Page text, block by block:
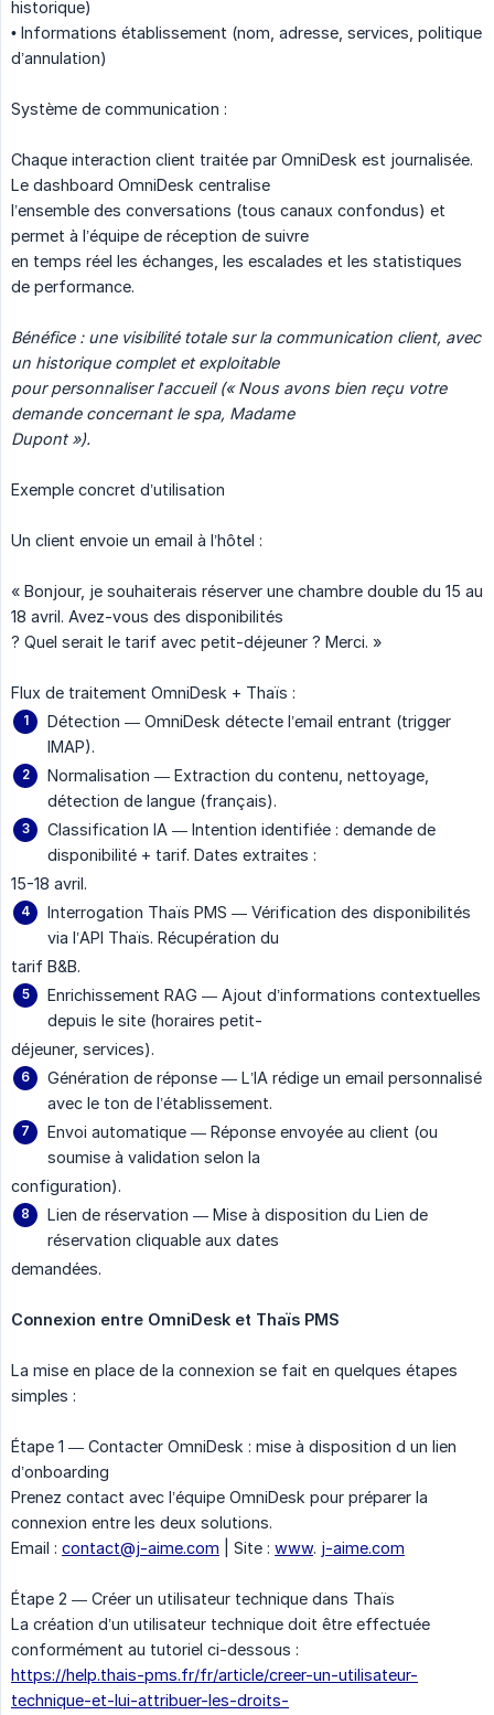
historique)
• Informations établissement (nom, adresse, services, politique
d’annulation)
Système de communication :
Chaque interaction client traitée par OmniDesk est journalisée.
Le dashboard OmniDesk centralise
l’ensemble des conversations (tous canaux confondus) et
permet à l’équipe de réception de suivre
en temps réel les échanges, les escalades et les statistiques
de performance.
Bénéfice : une visibilité totale sur la communication client, avec
un historique complet et exploitable
pour personnaliser l’accueil (« Nous avons bien reçu votre
demande concernant le spa, Madame
Dupont »).
Exemple concret d’utilisation
Un client envoie un email à l’hôtel :
« Bonjour, je souhaiterais réserver une chambre double du 15 au
18 avril. Avez-vous des disponibilités
? Quel serait le tarif avec petit-déjeuner ? Merci. »
Flux de traitement OmniDesk + Thaïs :
Détection — OmniDesk détecte l’email entrant (trigger
IMAP).
Normalisation — Extraction du contenu, nettoyage,
détection de langue (français).
Classification IA — Intention identifiée : demande de
disponibilité + tarif. Dates extraites :
15-18 avril.
Interrogation Thaïs PMS — Vérification des disponibilités
via l’API Thaïs. Récupération du
tarif B&B.
Enrichissement RAG — Ajout d’informations contextuelles
depuis le site (horaires petit-
déjeuner, services).
Génération de réponse — L’IA rédige un email personnalisé
avec le ton de l’établissement.
Envoi automatique — Réponse envoyée au client (ou
soumise à validation selon la
configuration).
Lien de réservation — Mise à disposition du Lien de
réservation cliquable aux dates
demandées.
Connexion entre OmniDesk et Thaïs PMS
La mise en place de la connexion se fait en quelques étapes
simples :
Étape 1 — Contacter OmniDesk : mise à disposition d un lien
d’onboarding
Prenez contact avec l’équipe OmniDesk pour préparer la
connexion entre les deux solutions.
Email : contact@j-aime.com | Site : www. j-aime.com
Étape 2 — Créer un utilisateur technique dans Thaïs
La création d’un utilisateur technique doit être effectuée
conformément au tutoriel ci-dessous :
https://help.thais-pms.fr/fr/article/creer-un-utilisateur-
technique-et-lui-attribuer-les-droits-